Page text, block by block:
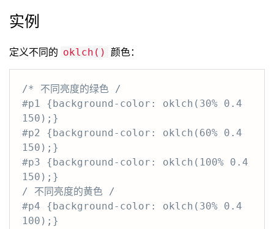
实例
定义不同的 oklch() 颜色：
/* 不同亮度的绿色 /
#p1 {background-color: oklch(30% 0.4
150);}
#p2 {background-color: oklch(60% 0.4
150);}
#p3 {background-color: oklch(100% 0.4
150);}
/ 不同亮度的黄色 /
#p4 {background-color: oklch(30% 0.4
100);}